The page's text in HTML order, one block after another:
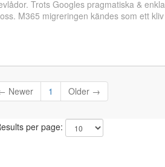
Trots Googles pragmatiska & enkla
M365 migreringen kändes som ett kliv
Newer 1 Older →
per page: